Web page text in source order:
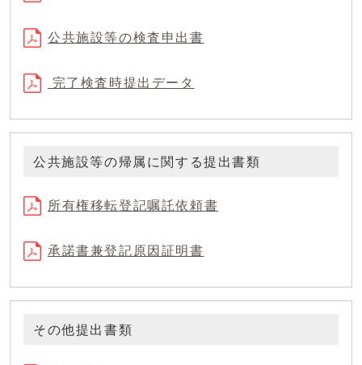
公共施設等の検査申出書
完了検査時提出データ
公共施設等の帰属に関する提出書類
所有権移転登記嘱託依頼書
承諾書兼登記原因証明書
その他提出書類